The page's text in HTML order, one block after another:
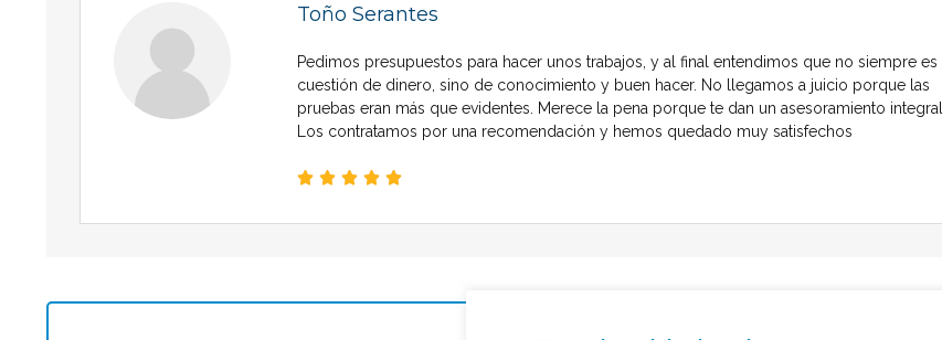
Toño Serantes
Pedimos presupuestos para hacer unos trabajos, y al final entendimos que no siempre es
cuestión de dinero, sino de conocimiento y buen hacer. No llegamos a juicio porque las
pruebas eran más que evidentes. Merece la pena porque te dan un asesoramiento integral.
Los contratamos por una recomendación y hemos quedado muy satisfechos
    